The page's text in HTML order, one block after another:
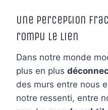
Une perception
rompu le lien
Dans notre monde
plus en plus
des murs entre nous
notre ressenti, entre